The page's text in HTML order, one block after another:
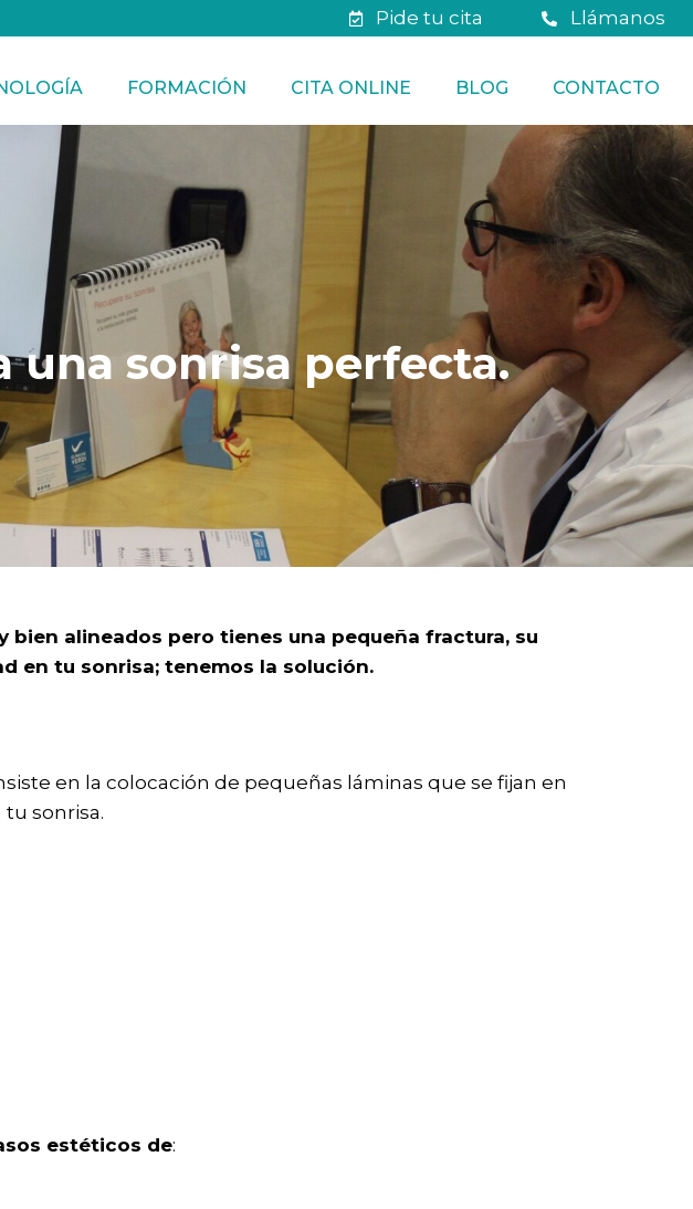
Pide tu cita Llámanos
FORMACIÓN CITA ONLINE BLOG CONTACTO
una sonrisa perfecta.
alineados pero tienes una pequeña fractura, su
en tu sonrisa; tenemos la solución.
en la colocación de pequeñas láminas que se fijan en
sonrisa.
estéticos de: